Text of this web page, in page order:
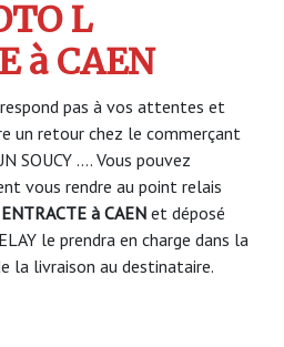
L
à CAEN
pas à vos attentes et
un retour chez le commerçant
SOUCY …. Vous pouvez
vous rendre au point relais
à CAENet déposé
le prendra en charge dans la
la livraison au destinataire.